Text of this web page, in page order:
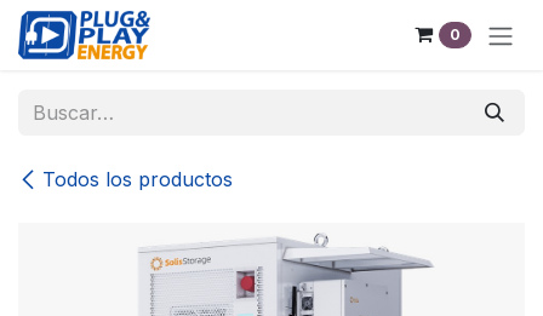
Ir al contenido
0
Todos los productos